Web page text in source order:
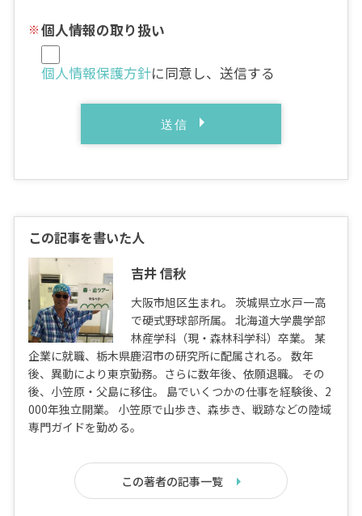
個人情報の取り扱い
個人情報保護方針に同意し、送信する
この記事を書いた人
吉井 信秋
大阪市旭区生まれ。 茨城県立水戸一高
で硬式野球部所属。 北海道大学農学部
林産学科（現・森林科学科）卒業。 某
企業に就職、栃木県鹿沼市の研究所に配属される。 数年
後、異動により東京勤務。さらに数年後、依願退職。 その
後、小笠原・父島に移住。 島でいくつかの仕事を経験後、2
000年独立開業。 小笠原で山歩き、森歩き、戦跡などの陸域
専門ガイドを勤める。
この著者の記事一覧